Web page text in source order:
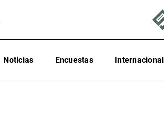
Noticias Encuestas Internacional